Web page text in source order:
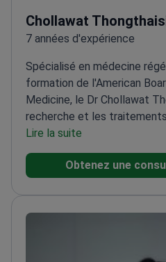
Chollawat
7 années d'expérience
Spécialisé en médecine
formation de l'American
Medicine, le Dr Chollawat
recherche et les
la Vega Clinic.
diversifiée, y compris en
Jomtien – membre du plus
d'experts en thérapies anti-
régénérativesBaccalauréat
Lire la suite
Obtenez une